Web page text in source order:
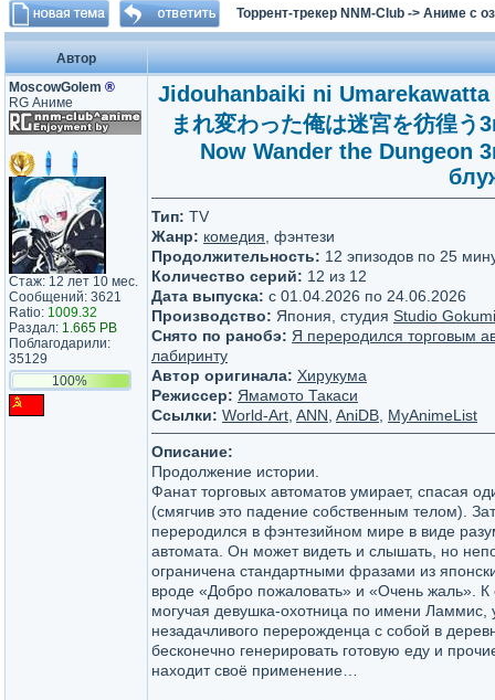
Торрент-трекер NNM-Club -> Аниме с
Автор
MoscowGolem ®
RG Аниме
Стаж: 12 лет 10 мес.
Сообщений: 3621
Ratio: 1009.32
Раздал: 1.665 PB
Поблагодарили:
35129
100%
Jidouhanbaiki ni Umarekawatta
まれ変わった俺は迷宮を彷徨
Now Wander the Dungeon
Тип: TV
Жанр: комедия , фэнтези
Продолжительность: 12 эпизодов по 25
Количество серий: 12 из 12
Дата выпуска: c 01.04.2026 по 24.06.2026
Производство: Япония, студия Studio Gokumi
Снято по ранобэ: Я переродился торговым
лабиринту
Автор оригинала: Хирукума
Режиссер: Ямамото Такаси
Ссылки: World-Art ANN AniDB MyAnimeList
Описание:
Продолжение истории.
Фанат торговых автоматов умирает, спасая
(смягчив это падение собственным телом).
переродился в фэнтезийном мире в виде
автомата. Он может видеть и слышать, но
ограничена стандартными фразами из
вроде «Добро пожаловать» и «Очень жаль». К
могучая девушка-охотница по имени Ламмис,
незадачливого перерожденца с собой в
бесконечно генерировать готовую еду и
находит своё применение…